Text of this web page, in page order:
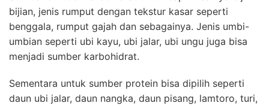
bijian, jenis rumput dengan tekstur kasar seperti
benggala, rumput gajah dan sebagainya. Jenis umbi-
umbian seperti ubi kayu, ubi jalar, ubi ungu juga bisa
menjadi sumber karbohidrat.
Sementara untuk sumber protein bisa dipilih seperti
daun ubi jalar, daun nangka, daun pisang, lamtoro, turi,